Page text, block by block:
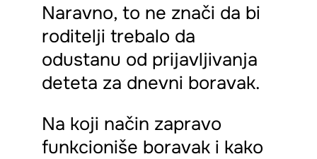
Naravno, to ne znači da bi
roditelji trebalo da
odustanu od prijavljivanja
deteta za dnevni boravak.
Na koji način zapravo
funkcioniše boravak i kako